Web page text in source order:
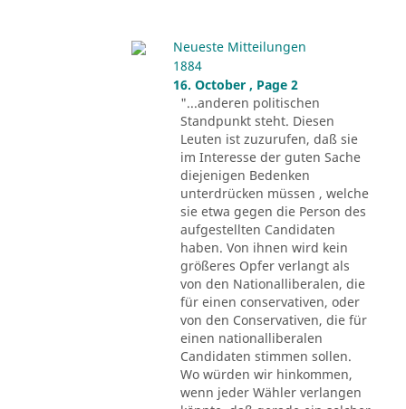
Neueste Mitteilungen
1884
16. October , Page 2
"...anderen politischen
Standpunkt steht. Diesen
Leuten ist zuzurufen, daß sie
im Interesse der guten Sache
diejenigen Bedenken
unterdrücken müssen , welche
sie etwa gegen die Person des
aufgestellten Candidaten
haben. Von ihnen wird kein
größeres Opfer verlangt als
von den Nationalliberalen, die
für einen conservativen, oder
von den Conservativen, die für
einen nationalliberalen
Candidaten stimmen sollen.
Wo würden wir hinkommen,
wenn jeder Wähler verlangen